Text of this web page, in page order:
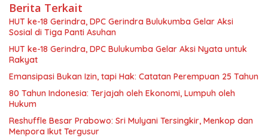
Berita Terkait
HUT ke-18 Gerindra, DPC Gerindra Bulukumba Gelar Aksi
Sosial di Tiga Panti Asuhan
HUT ke-18 Gerindra, DPC Bulukumba Gelar Aksi Nyata untuk
Rakyat
Emansipasi Bukan Izin, tapi Hak: Catatan Perempuan 25 Tahun
80 Tahun Indonesia: Terjajah oleh Ekonomi, Lumpuh oleh
Hukum
Reshuffle Besar Prabowo: Sri Mulyani Tersingkir, Menkop dan
Menpora Ikut Tergusur